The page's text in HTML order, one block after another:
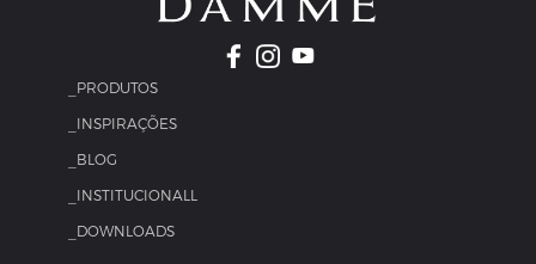
_PRODUTOS
_INSPIRAÇÕES
_BLOG
_INSTITUCIONALL
_DOWNLOADS